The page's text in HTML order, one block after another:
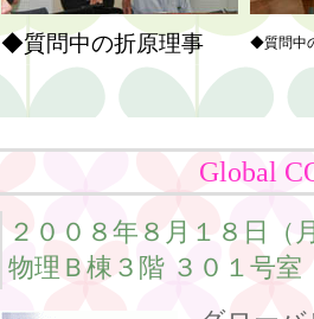
◆質問中の折原理事 ◆質問中
Global
２００８年８月１８日（
物理Ｂ棟３階 ３０１号室